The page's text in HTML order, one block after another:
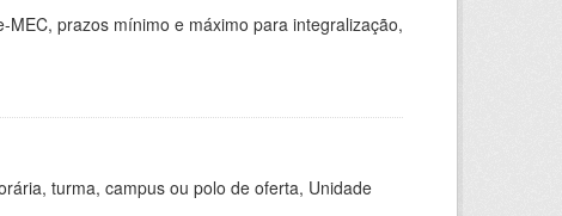
prazos mínimo e máximo para integralização,
turma, campus ou polo de oferta, Unidade